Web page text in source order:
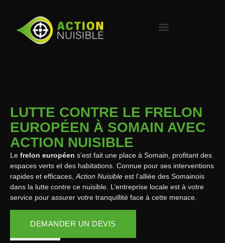
LUTTE CONTRE LE FRELON
EUROPÉEN À SOMAIN AVEC
ACTION NUISIBLE
Le frelon européen s’est fait une place à Somain, profitant des
espaces verts et des habitations. Connue pour ses interventions
rapides et efficaces, Action Nuisible est l’alliée des Somainois
dans la lutte contre ce nuisible. L’entreprise locale est à votre
service pour assurer votre tranquillité face à cette menace.
DEMANDER UN DEVIS